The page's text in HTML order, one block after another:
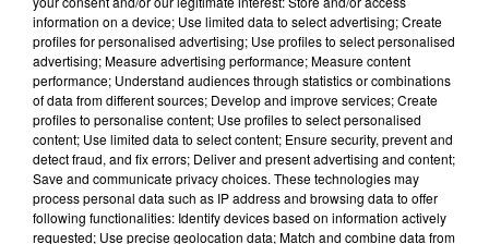
Musique
Benny Blanco invite Selena Gomez et
Becky G sur son nouveau single
information on a device; Use limited data to select advertising; Create
profiles for personalised advertising; Use profiles to select personalised
advertising; Measure advertising performance; Measure content
performance; Understand audiences through statistics or combinations
of data from different sources; Develop and improve services; Create
profiles to personalise content; Use profiles to select personalised
content; Use limited data to select content; Ensure security, prevent and
detect fraud, and fix errors; Deliver and present advertising and content;
Save and communicate privacy choices. These technologies may
process personal data such as IP address and browsing data to offer
following functionalities: Identify devices based on information actively
requested; Use precise geolocation data; Match and combine data from